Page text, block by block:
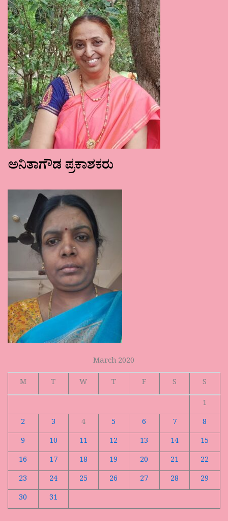
ಅನಿತಾಗೌಡ ಪ್ರಕಾಶಕರು
March 2020
M
T W T F S
S
1
2
3 4 5 6 7
8
9
10 11 12 13 14
15
16
17 18 19 20 21
22
23
24 25 26 27 28
29
30
31